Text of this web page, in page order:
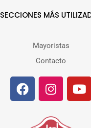
SECCIONES MÁS
Mayoristas
Contacto